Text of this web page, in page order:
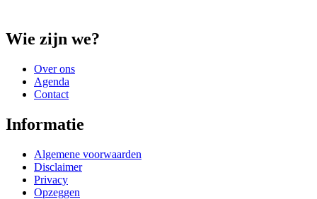
Wie zijn we?
Over ons
Agenda
Contact
Informatie
Algemene voorwaarden
Disclaimer
Privacy
Opzeggen